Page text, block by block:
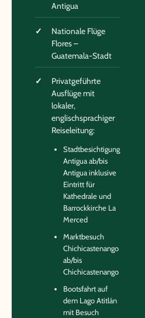
Antigua
Nationale Flüge
Flores –
Guatemala-Stadt
Privatgeführte
Ausflüge mit
lokaler,
englischsprachiger
Reiseleitung:
Stadtbesichtigung
Antigua ab/bis
Antigua inklusive
Eintritt für
Kathedrale und
Barrockkirche La
Merced
Marktbesuch
Chichicastenango
ab/bis
Chichicastenango
Bootsfahrt auf
dem Lago Atitlán
mit Besuch